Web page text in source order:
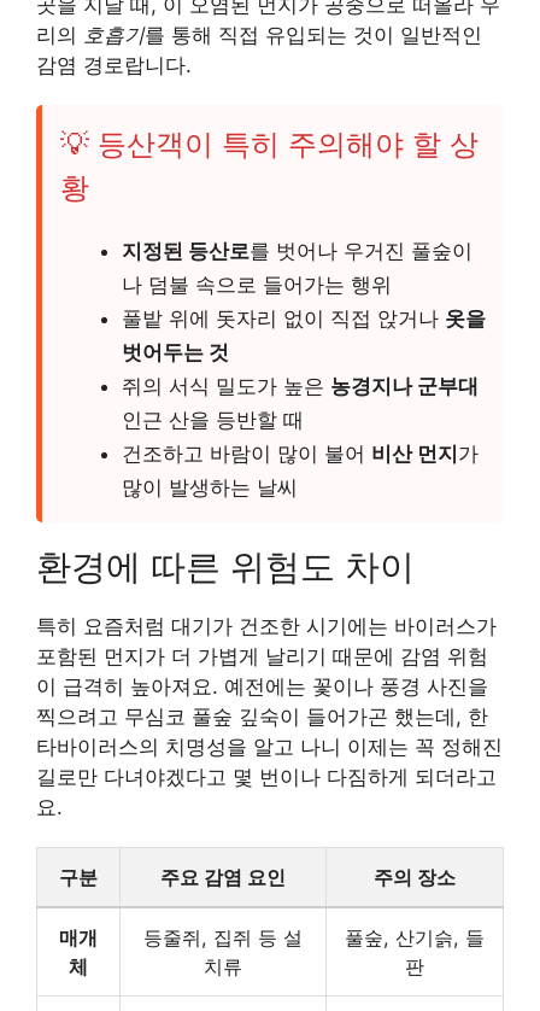
리의 호흡기를 통해 직접 유입되는 것이 일반적인
감염 경로랍니다.
💡 등산객이 특히 주의해야 할 상
황
지정된 등산로를 벗어나 우거진 풀숲이
나 덤불 속으로 들어가는 행위
풀밭 위에 돗자리 없이 직접 앉거나 옷을
벗어두는 것
쥐의 서식 밀도가 높은 농경지나 군부대
인근 산을 등반할 때
건조하고 바람이 많이 불어 비산 먼지가
많이 발생하는 날씨
환경에 따른 위험도 차이
특히 요즘처럼 대기가 건조한 시기에는 바이러스가
포함된 먼지가 더 가볍게 날리기 때문에 감염 위험
이 급격히 높아져요. 예전에는 꽃이나 풍경 사진을
찍으려고 무심코 풀숲 깊숙이 들어가곤 했는데, 한
타바이러스의 치명성을 알고 나니 이제는 꼭 정해진
길로만 다녀야겠다고 몇 번이나 다짐하게 되더라고
요.
구분 주요 감염 요인 주의 장소
매개
체
등줄쥐, 집쥐 등 설
치류
풀숲, 산기슭, 들
판